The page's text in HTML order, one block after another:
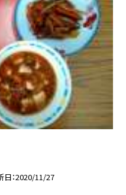
日 2020/11/27